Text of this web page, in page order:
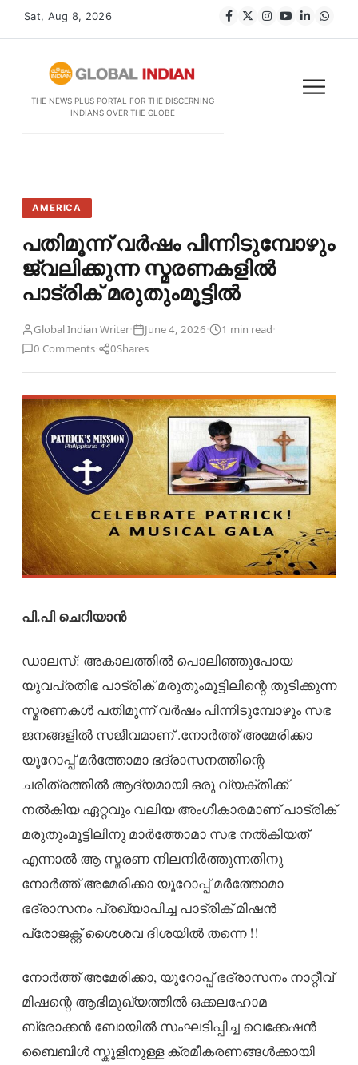
Sat, Aug 8, 2026
THE NEWS PLUS PORTAL FOR THE DISCERNING
INDIANS OVER THE GLOBE
AMERICA
പതിമൂന്ന് വര്‍ഷം പിന്നിടുമ്പോഴും
ജ്വലിക്കുന്ന സ്മരണകളിൽ
പാട്രിക് മരുതുംമൂട്ടിൽ
Global Indian Writer· June 4, 2026· 1 min read·
0 Comments· 0Shares
പി.പി ചെറിയാൻ
ഡാലസ്: അകാലത്തില്‍ പൊലിഞ്ഞുപോയ
യുവപ്രതിഭ പാട്രിക് മരുതുംമൂട്ടിലിന്റെ തുടിക്കുന്ന
സ്മരണകള്‍ പതിമൂന്ന് വര്‍ഷം പിന്നിടുമ്പോഴും സഭ
ജനങ്ങളിൽ സജീവമാണ് .നോര്‍ത്ത് അമേരിക്കാ
യൂറോപ്പ് മര്‍ത്തോമാ ഭദ്രാസനത്തിന്റെ
ചരിത്രത്തിൽ ആദ്യമായി ഒരു വ്യക്തിക്ക്
നൽകിയ ഏറ്റവും വലിയ അംഗീകാരമാണ് പാട്രിക്
മരുതുംമൂട്ടിലിനു മാർത്തോമാ സഭ നൽകിയത്
എന്നാല്‍ ആ സ്മരണ നിലനിര്‍ത്തുന്നതിനു
നോര്‍ത്ത് അമേരിക്കാ യൂറോപ്പ് മര്‍ത്തോമാ
ഭദ്രാസനം പ്രഖ്യാപിച്ച പാട്രിക് മിഷന്‍
പ്രോജക്റ്റ് ശൈശവ ദിശയിൽ തന്നെ !!
നോര്‍ത്ത് അമേരിക്കാ, യൂറോപ്പ് ഭദ്രാസനം നാറ്റീവ്
മിഷന്റെ ആഭിമുഖ്യത്തില്‍ ഒക്കലഹോമ
ബ്രോക്കന്‍ ബോയില്‍ സംഘടിപ്പിച്ച വെക്കേഷന്‍
ബൈബിള്‍ സ്കൂളിനുള്ള ക്രമീകരണങ്ങള്‍ക്കായി